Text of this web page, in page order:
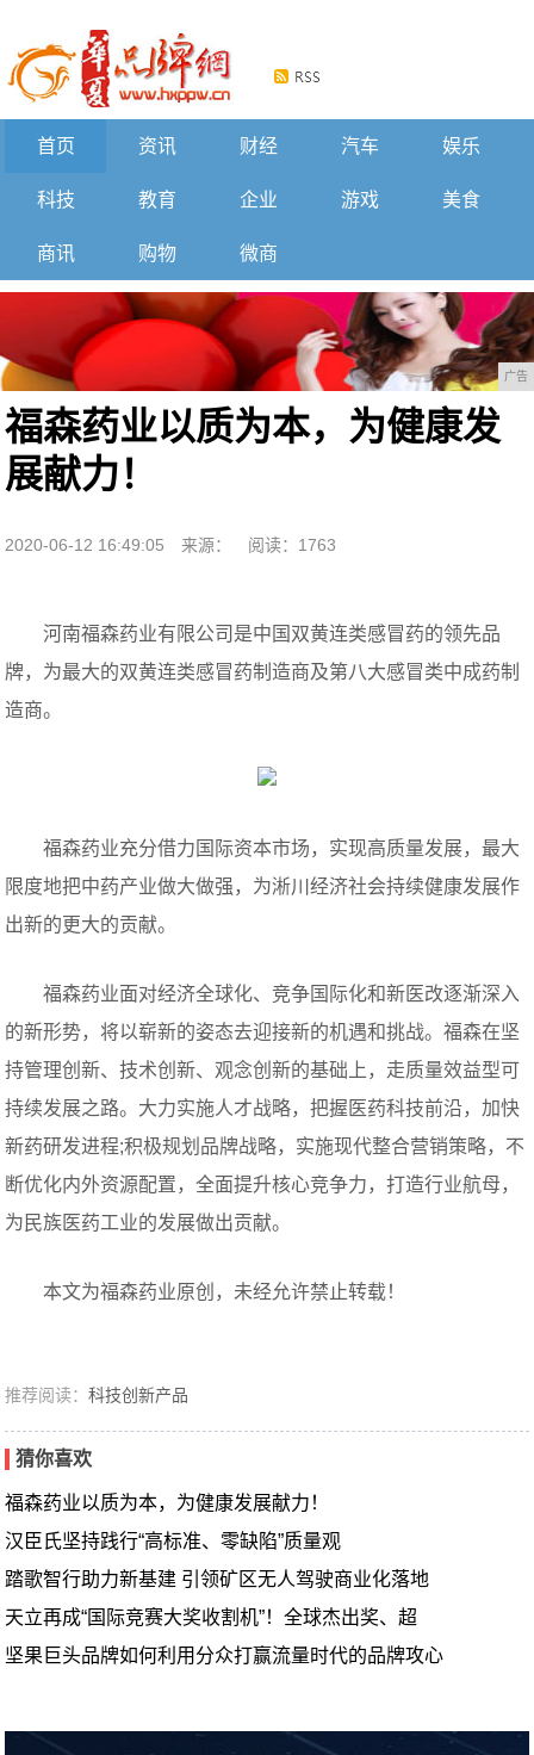
首页 资讯 财经 汽车 娱乐
科技 教育 企业 游戏 美食
商讯 购物 微商
广告
福森药业以质为本，为健康发
展献力！
2020-06-12 16:49:05 来源： 阅读：1763
河南福森药业有限公司是中国双黄连类感冒药的领先品
牌，为最大的双黄连类感冒药制造商及第八大感冒类中成药制
造商。
福森药业充分借力国际资本市场，实现高质量发展，最大
限度地把中药产业做大做强，为淅川经济社会持续健康发展作
出新的更大的贡献。
福森药业面对经济全球化、竞争国际化和新医改逐渐深入
的新形势，将以崭新的姿态去迎接新的机遇和挑战。福森在坚
持管理创新、技术创新、观念创新的基础上，走质量效益型可
持续发展之路。大力实施人才战略，把握医药科技前沿，加快
新药研发进程;积极规划品牌战略，实施现代整合营销策略，不
断优化内外资源配置，全面提升核心竞争力，打造行业航母，
为民族医药工业的发展做出贡献。
本文为福森药业原创，未经允许禁止转载！
推荐阅读：科技创新产品
猜你喜欢
福森药业以质为本，为健康发展献力！
汉臣氏坚持践行“高标准、零缺陷”质量观
踏歌智行助力新基建 引领矿区无人驾驶商业化落地
天立再成“国际竞赛大奖收割机”！全球杰出奖、超
坚果巨头品牌如何利用分众打赢流量时代的品牌攻心